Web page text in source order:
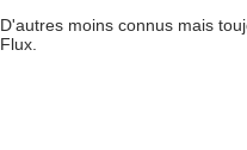
D'autres moins connus mais
Flux.